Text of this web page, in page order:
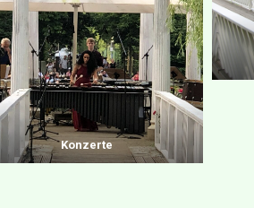
Konzerte